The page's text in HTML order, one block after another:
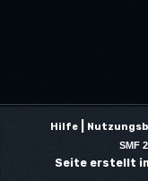
Hilfe|
SMF
Seite erstellt in